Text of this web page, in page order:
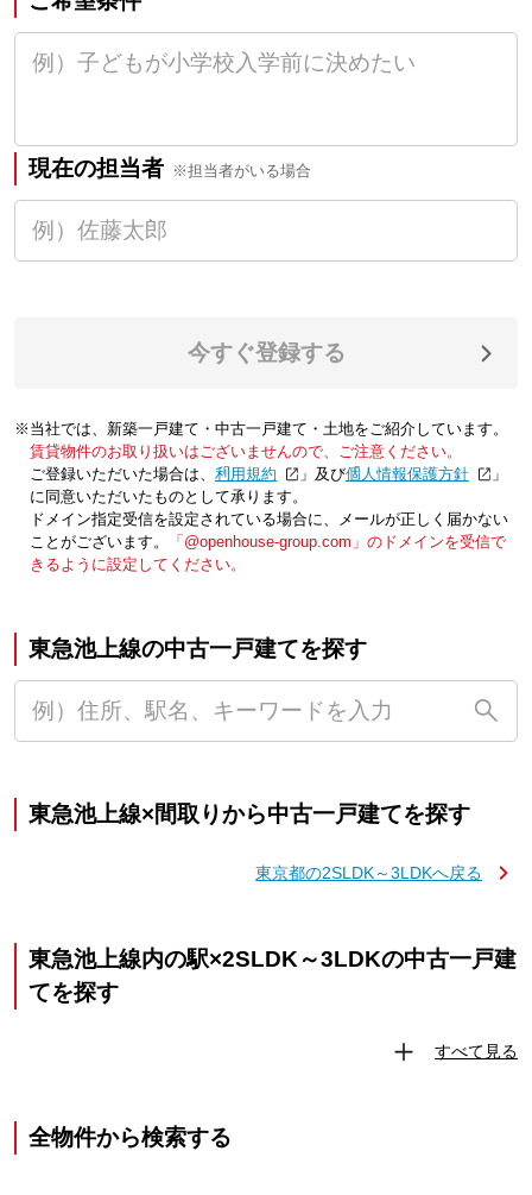
現在の担当者 ※担当者がいる場合
今すぐ登録する
※当社では、新築一戸建て・中古一戸建て・土地をご紹介しています。
賃貸物件のお取り扱いはございませんので、ご注意ください。
ご登録いただいた場合は、「利用規約 」及び「個人情報保護方針
」
に同意いただいたものとして承ります。
ドメイン指定受信を設定されている場合に、メールが正しく届かない
ことがございます。
「@openhouse-group.com」のドメインを受信で
きるように設定してください。
東急池上線の中古一戸建てを探す
東急池上線×間取りから中古一戸建てを探す
東京都の2SLDK～3LDKへ戻る
東急池上線内の駅×2SLDK～3LDKの中古一戸建
てを探す
すべて見る
全物件から検索する